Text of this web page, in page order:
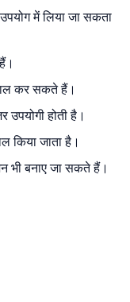
में लिया जा सकता
कर सकते हैं।
उपयोगी होती है।
किया जाता है।
भी बनाए जा सकते हैं।